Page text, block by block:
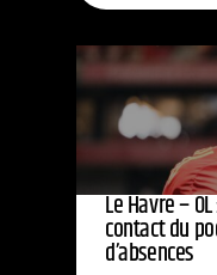
Le Havre –
contact du
d’absences